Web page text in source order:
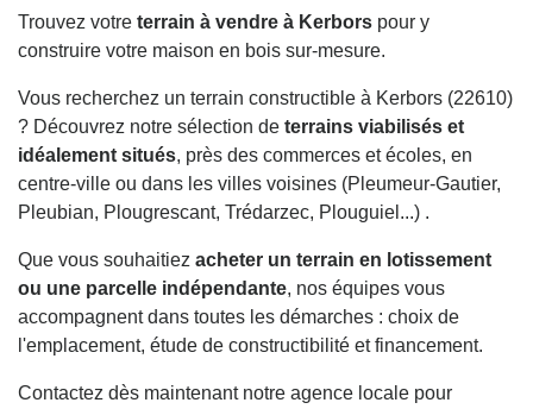
Trouvez votre terrain à vendre à Kerbors pour y
construire votre maison en bois sur-mesure.
Vous recherchez un terrain constructible à Kerbors (22610)
? Découvrez notre sélection de terrains viabilisés et
idéalement situés, près des commerces et écoles, en
centre-ville ou dans les villes voisines (Pleumeur-Gautier,
Pleubian, Plougrescant, Trédarzec, Plouguiel...) .
Que vous souhaitiez acheter un terrain en lotissement
ou une parcelle indépendante, nos équipes vous
accompagnent dans toutes les démarches : choix de
l'emplacement, étude de constructibilité et financement.
Contactez dès maintenant notre agence locale pour